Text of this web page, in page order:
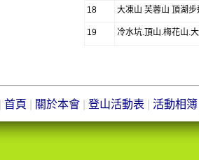
18 大凍山 芙蓉山 頂湖
19 冷水坑.頂山.梅花山.
首頁 關於本會| 登山活動表 活動相簿|